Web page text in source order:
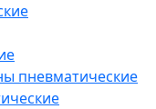
пневматические